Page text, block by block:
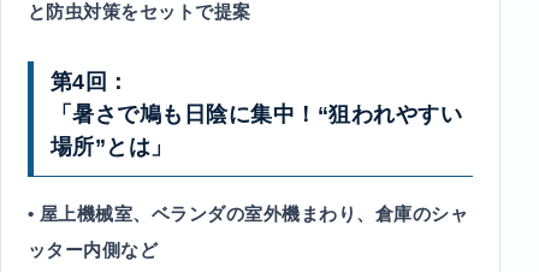
と防虫対策をセットで提案
第4回：
「暑さで鳩も日陰に集中！“狙われやすい
場所”とは」
• 屋上機械室、ベランダの室外機まわり、倉庫のシャ
ッター内側など